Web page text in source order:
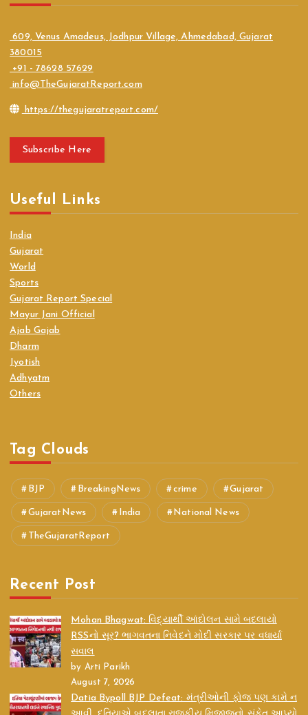
609, Venus Amadeus, Jodhpur Village, Ahmedabad, Gujarat
380015
+91 - 78628 57629
info@TheGujaratReport.com
https://thegujaratreport.com/
Subscribe Here
Useful Links
India
Gujarat
World
Sports
Gujarat Report Special
Mayur Jani Official
Ajab Gajab
Dharm
Jyotish
Adhyatm
Others
Tag Clouds
BJP BreakingNews crime Gujarat
GujaratNews India National News
TheGujaratReport
Recent Post
Mohan Bhagwat: વિદ્યાર્થી આંદોલન સામે બદલાયો
RSSનો સૂર? ભાગવતના નિવેદને મોદી સરકાર પર વધાર્યા
સવાલ
by Arti Parikh
August 7, 2026
Datia Bypoll BJP Defeat: મંત્રીઓની ફોજ પણ કામે ન